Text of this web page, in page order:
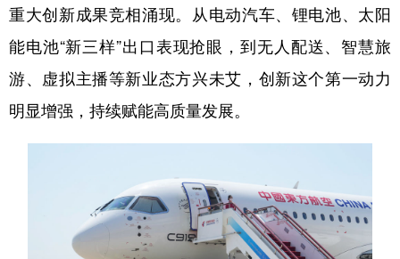
重大创新成果竞相涌现。从电动汽车、锂电池、太阳
能电池“新三样”出口表现抢眼，到无人配送、智慧旅
游、虚拟主播等新业态方兴未艾，创新这个第一动力
明显增强，持续赋能高质量发展。